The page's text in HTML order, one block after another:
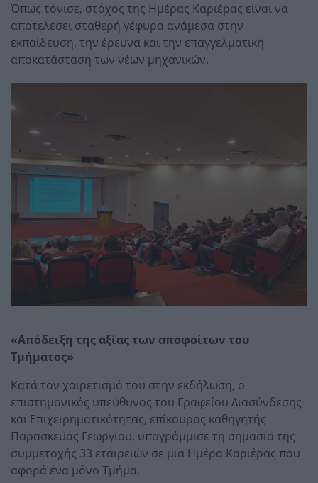
Όπως τόνισε, στόχος της Ημέρας Καριέρας είναι να
αποτελέσει σταθερή γέφυρα ανάμεσα στην
εκπαίδευση, την έρευνα και την επαγγελματική
αποκατάσταση των νέων μηχανικών.
«Απόδειξη της αξίας των αποφοίτων του
Τμήματος»
Κατά τον χαιρετισμό του στην εκδήλωση, ο
επιστημονικός υπεύθυνος του Γραφείου Διασύνδεσης
και Επιχειρηματικότητας, επίκουρος καθηγητής
Παρασκευάς Γεωργίου, υπογράμμισε τη σημασία της
συμμετοχής 33 εταιρειών σε μια Ημέρα Καριέρας που
αφορά ένα μόνο Τμήμα.